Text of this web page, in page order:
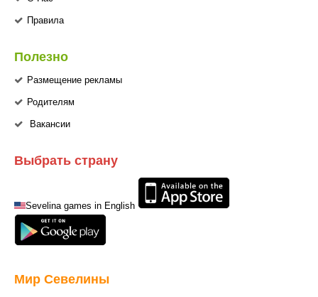
Правила
Полезно
Размещение рекламы
Родителям
Вакансии
Выбрать страну
Sevelina games in English
Мир Севелины